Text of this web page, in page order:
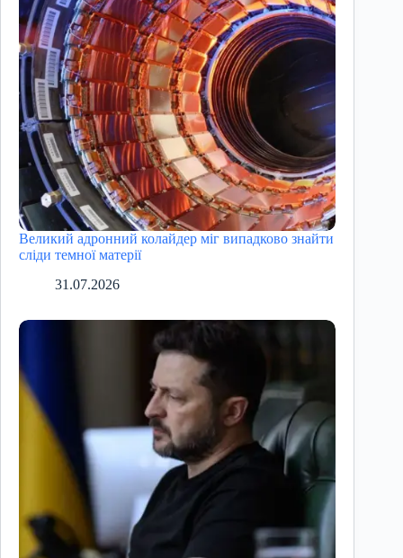
Великий адронний колайдер міг випадково знайти
сліди темної матерії
31.07.2026